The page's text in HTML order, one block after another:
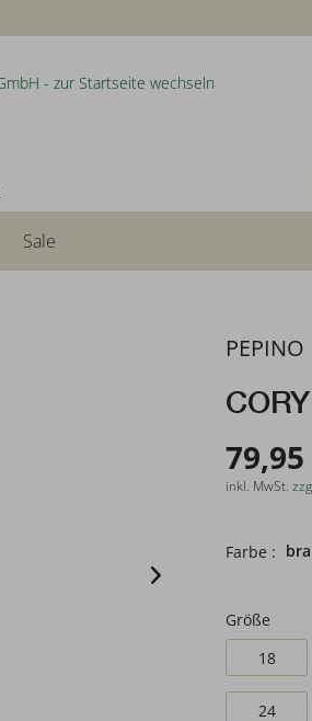
Sale
PEPINO
79,95
inkl. MwSt.
Farbe :
Größe
18
24